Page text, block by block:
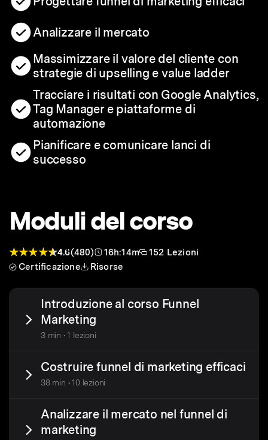
Analizzare il mercato
Massimizzare il valore del cliente con
strategie di upselling e value ladder
Tracciare i risultati con Google Analytics,
Tag Manager e piattaforme di
automazione
Pianificare e comunicare lanci di
successo
Moduli del corso
4.6(480) 16h:14m
152 Lezioni
Certificazione
Risorse
Introduzione al corso Funnel
Marketing
3 min • 1 lezioni
Costruire funnel di marketing efficaci
38 min • 10 lezioni
Analizzare il mercato nel funnel di
marketing